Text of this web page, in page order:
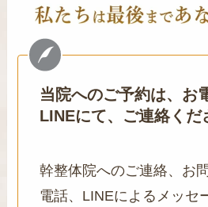
当院へのご予約は、お
LINEにて、ご連絡くだ
幹整体院へのご連絡、お
電話、LINEによるメッセ